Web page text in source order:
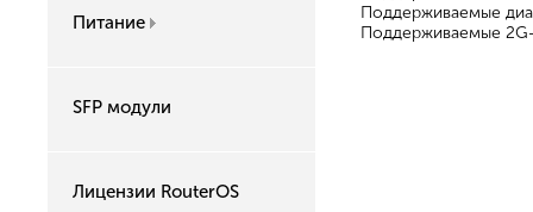
Питание
SFP модули
Лицензии RouterOS
Поддерживаемые
Поддерживаемые